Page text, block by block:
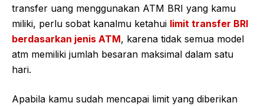
transfer uang menggunakan ATM BRI yang kamu
miliki, perlu sobat kanalmu ketahui limit transfer BRI
berdasarkan jenis ATM, karena tidak semua model
atm memiliki jumlah besaran maksimal dalam satu
hari.
Apabila kamu sudah mencapai limit yang diberikan